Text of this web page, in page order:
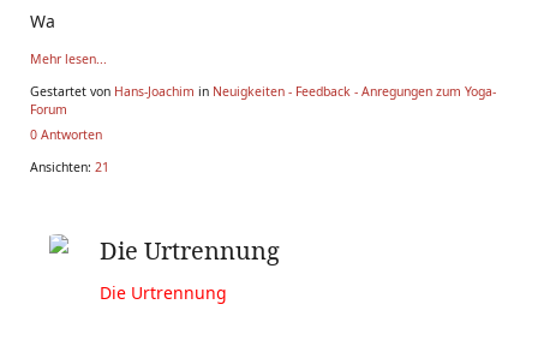
Wa
Mehr lesen...
Gestartet von Hans-Joachim in Neuigkeiten - Feedback - Anregungen zum Yoga-
Forum
0 Antworten
Ansichten: 21
Die Urtrennung
Die Urtrennung